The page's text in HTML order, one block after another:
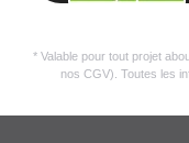
* Valable pour tout projet
nos CGV). Toutes les